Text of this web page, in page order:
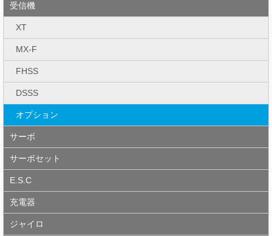
受信機
XT
MX-F
FHSS
DSSS
オプション
サーボ
サーボセット
E.S.C
充電器
ジャイロ